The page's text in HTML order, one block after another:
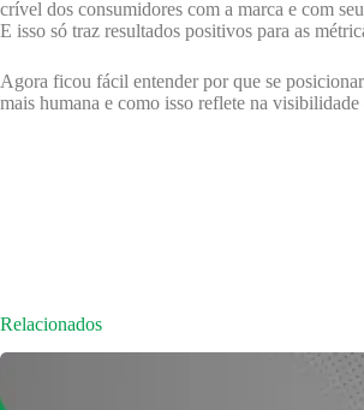
crível dos consumidores com a marca e com
E isso só traz resultados positivos para as
Agora ficou fácil entender por que se
mais humana e como isso reflete na visibilidade
Relacionados